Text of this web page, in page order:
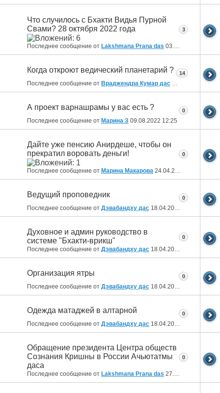
Что случилось с Бхакти Видья Пурной
Свами? 28 октября 2022 года
Последнее сообщение от Lakshmana Prana das 03.12.2022
3
Когда откроют ведический планетарий ?
Последнее сообщение от Враджендра Кумар дас 14:26
14
А проект варнашрамы у вас есть ?
Последнее сообщение от Марина З 09.08.2022 12:25
0
Дайте уже пенсию Анирдеше, чтобы он
прекратил воровать деньги!
Последнее сообщение от Марина Макарова 24.04.2022
0
Ведущий проповедник
Последнее сообщение от Дэвабандху дас 18.04.2022
0
Духовное и админ руководство в
системе "Бхакти-врикш"
Последнее сообщение от Дэвабандху дас 18.04.2022
0
Организация ятры
Последнее сообщение от Дэвабандху дас 18.04.2022
0
Одежда матаджей в алтарной
Последнее сообщение от Дэвабандху дас 18.04.2022
0
Обращение президента Центра обществ
Сознания Кришны в России Ачьютатмы
даса
Последнее сообщение от Lakshmana Prana das 27.02.2022
0